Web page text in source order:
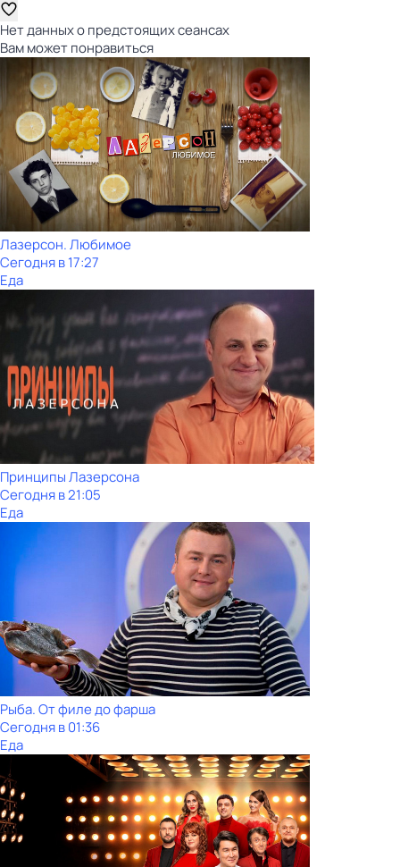
Нет данных о предстоящих сеансах
Вам может понравиться
Лазерсон. Любимое
Сегодня в 17:27
Еда
Принципы Лазерсона
Сегодня в 21:05
Еда
Рыба. От филе до фарша
Сегодня в 01:36
Еда